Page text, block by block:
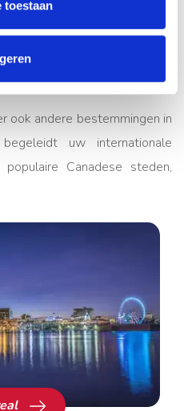
toestaan
ook andere bestemmingen in
uw internationale
Canadese steden,